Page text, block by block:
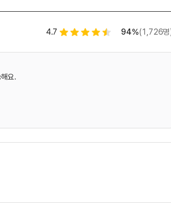
4.7 별점 4.5개 별점 백분율
94%수강평 작
(1,726명
요.